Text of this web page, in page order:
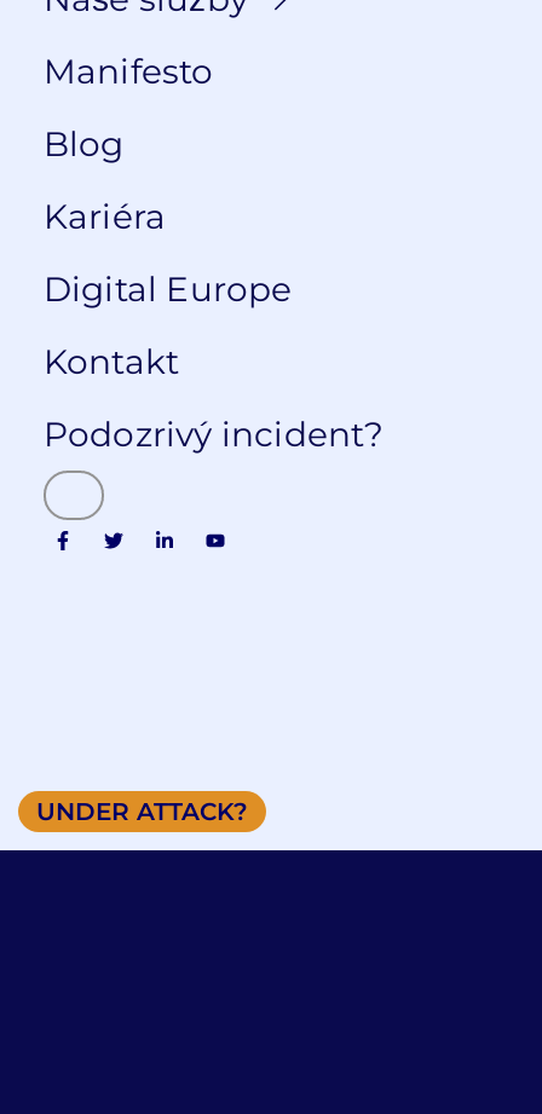
UNDER ATTACK?
Manifesto
Blog
Kariéra
Digital Europe
Kontakt
Podozrivý incident?